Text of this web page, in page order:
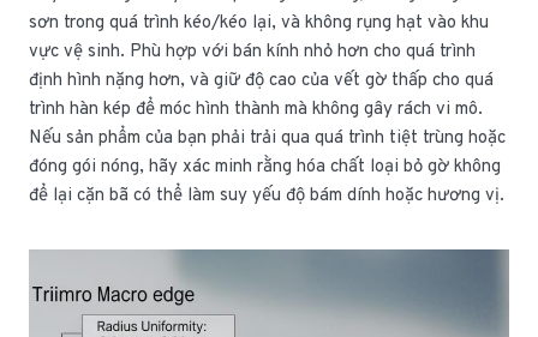
sơn trong quá trình kéo/kéo lại, và không rụng hạt vào khu
vực vệ sinh. Phù hợp với bán kính nhỏ hơn cho quá trình
định hình nặng hơn, và giữ độ cao của vết gờ thấp cho quá
trình hàn kép để móc hình thành mà không gây rách vi mô.
Nếu sản phẩm của bạn phải trải qua quá trình tiệt trùng hoặc
đóng gói nóng, hãy xác minh rằng hóa chất loại bỏ gờ không
để lại cặn bã có thể làm suy yếu độ bám dính hoặc hương vị.